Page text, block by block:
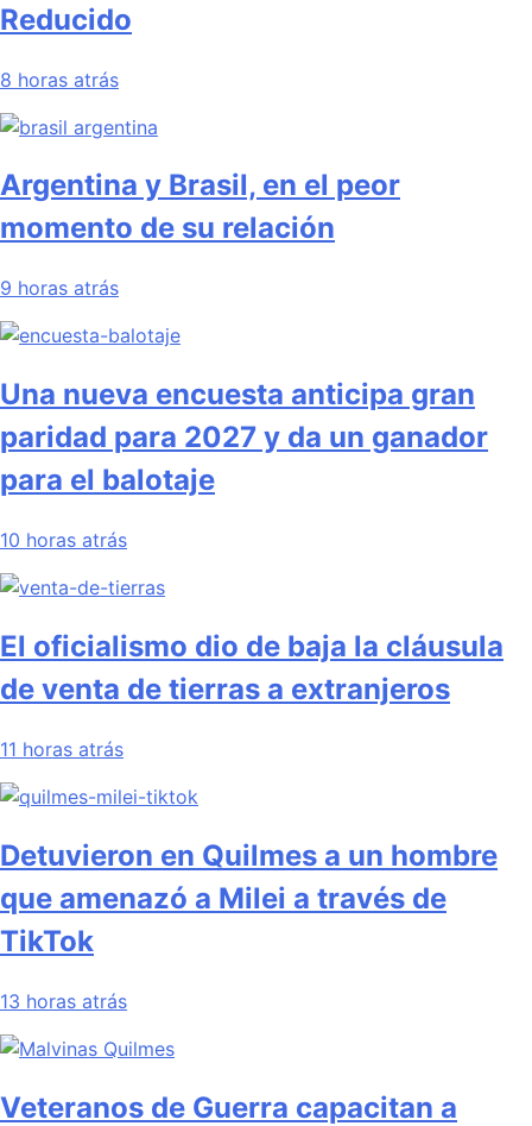
Reducido
8 horas atrás
Argentina y Brasil, en el peor
momento de su relación
9 horas atrás
Una nueva encuesta anticipa gran
paridad para 2027 y da un ganador
para el balotaje
10 horas atrás
El oficialismo dio de baja la cláusula
de venta de tierras a extranjeros
11 horas atrás
Detuvieron en Quilmes a un hombre
que amenazó a Milei a través de
TikTok
13 horas atrás
Veteranos de Guerra capacitan a